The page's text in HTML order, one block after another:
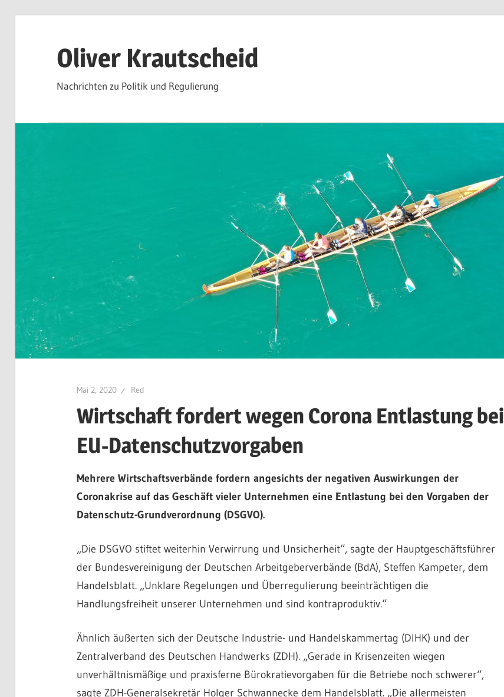
Oliver Krautscheid
Nachrichten zu Politik und Regulierung
Mai 2, 2020 Red
Wirtschaft fordert wegen Corona Entlastung bei
EU-Datenschutzvorgaben
Mehrere Wirtschaftsverbände fordern angesichts der negativen Auswirkungen der
Coronakrise auf das Geschäft vieler Unternehmen eine Entlastung bei den Vorgaben der
Datenschutz-Grundverordnung (DSGVO).
„Die DSGVO stiftet weiterhin Verwirrung und Unsicherheit“, sagte der Hauptgeschäftsführer
der Bundesvereinigung der Deutschen Arbeitgeberverbände (BdA), Steffen Kampeter, dem
Handelsblatt. „Unklare Regelungen und Überregulierung beeinträchtigen die
Handlungsfreiheit unserer Unternehmen und sind kontraproduktiv.“
Ähnlich äußerten sich der Deutsche Industrie- und Handelskammertag (DIHK) und der
Zentralverband des Deutschen Handwerks (ZDH). „Gerade in Krisenzeiten wiegen
unverhältnismäßige und praxisferne Bürokratievorgaben für die Betriebe noch schwerer“,
sagte ZDH-Generalsekretär Holger Schwannecke dem Handelsblatt. „Die allermeisten